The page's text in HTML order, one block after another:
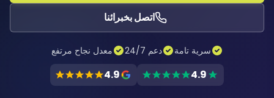
اتصل بخبرائنا
سرية تامة دعم 24/7 معدل نجاح مرتفع
4.9
4.9